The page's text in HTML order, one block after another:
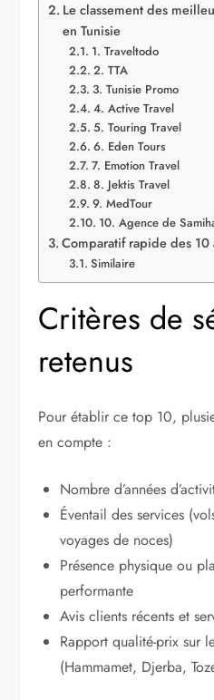
Le classement des
en Tunisie
1. Traveltodo
2. TTA
3. Tunisie Promo
4. Active Travel
5. Touring Travel
6. Eden Tours
7. Emotion Travel
8. Jektis Travel
9. MedTour
10. Agence de
Comparatif rapide des 10
Similaire
Critères de
retenus
Pour établir ce top 10,
en compte :
Nombre d’années
Éventail des services
voyages de noces)
Présence physique ou
performante
Avis clients récents et
Rapport qualité-prix sur
(Hammamet, Djerba,